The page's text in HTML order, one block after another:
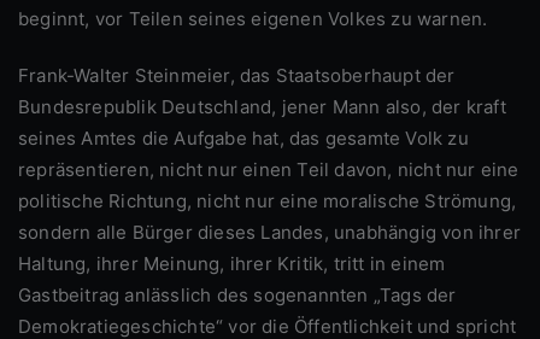
beginnt, vor Teilen seines eigenen Volkes zu warnen.
Frank-Walter Steinmeier, das Staatsoberhaupt der
Bundesrepublik Deutschland, jener Mann also, der kraft
seines Amtes die Aufgabe hat, das gesamte Volk zu
repräsentieren, nicht nur einen Teil davon, nicht nur eine
politische Richtung, nicht nur eine moralische Strömung,
sondern alle Bürger dieses Landes, unabhängig von ihrer
Haltung, ihrer Meinung, ihrer Kritik, tritt in einem
Gastbeitrag anlässlich des sogenannten „Tags der
Demokratiegeschichte“ vor die Öffentlichkeit und spricht